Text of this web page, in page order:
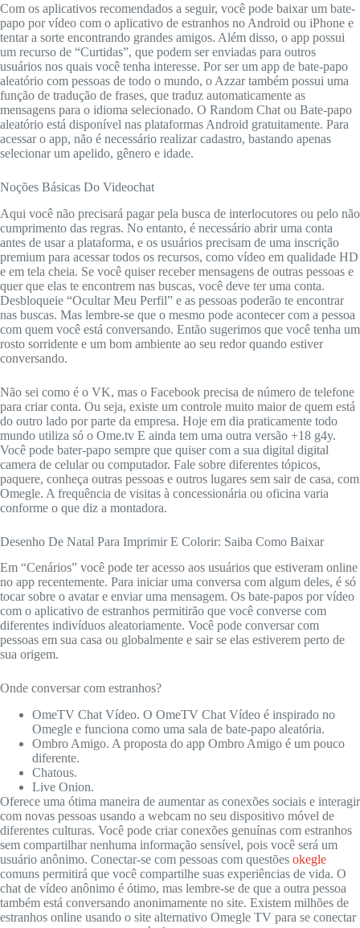
Com os aplicativos recomendados a seguir, você pode baixar um bate-
papo por vídeo com o aplicativo de estranhos no Android ou iPhone e
tentar a sorte encontrando grandes amigos. Além disso, o app possui
um recurso de “Curtidas”, que podem ser enviadas para outros
usuários nos quais você tenha interesse. Por ser um app de bate-papo
aleatório com pessoas de todo o mundo, o Azzar também possui uma
função de tradução de frases, que traduz automaticamente as
mensagens para o idioma selecionado. O Random Chat ou Bate-papo
aleatório está disponível nas plataformas Android gratuitamente. Para
acessar o app, não é necessário realizar cadastro, bastando apenas
selecionar um apelido, gênero e idade.
Noções Básicas Do Videochat
Aqui você não precisará pagar pela busca de interlocutores ou pelo não
cumprimento das regras. No entanto, é necessário abrir uma conta
antes de usar a plataforma, e os usuários precisam de uma inscrição
premium para acessar todos os recursos, como vídeo em qualidade HD
e em tela cheia. Se você quiser receber mensagens de outras pessoas e
quer que elas te encontrem nas buscas, você deve ter uma conta.
Desbloqueie “Ocultar Meu Perfil” e as pessoas poderão te encontrar
nas buscas. Mas lembre-se que o mesmo pode acontecer com a pessoa
com quem você está conversando. Então sugerimos que você tenha um
rosto sorridente e um bom ambiente ao seu redor quando estiver
conversando.
Não sei como é o VK, mas o Facebook precisa de número de telefone
para criar conta. Ou seja, existe um controle muito maior de quem está
do outro lado por parte da empresa. Hoje em dia praticamente todo
mundo utiliza só o Ome.tv E ainda tem uma outra versão +18 g4y.
Você pode bater-papo sempre que quiser com a sua digital digital
camera de celular ou computador. Fale sobre diferentes tópicos,
paquere, conheça outras pessoas e outros lugares sem sair de casa, com
Omegle. A frequência de visitas à concessionária ou oficina varia
conforme o que diz a montadora.
Desenho De Natal Para Imprimir E Colorir: Saiba Como Baixar
Em “Cenários” você pode ter acesso aos usuários que estiveram online
no app recentemente. Para iniciar uma conversa com algum deles, é só
tocar sobre o avatar e enviar uma mensagem. Os bate-papos por vídeo
com o aplicativo de estranhos permitirão que você converse com
diferentes indivíduos aleatoriamente. Você pode conversar com
pessoas em sua casa ou globalmente e sair se elas estiverem perto de
sua origem.
Onde conversar com estranhos?
OmeTV Chat Vídeo. O OmeTV Chat Vídeo é inspirado no
Omegle e funciona como uma sala de bate-papo aleatória.
Ombro Amigo. A proposta do app Ombro Amigo é um pouco
diferente.
Chatous.
Live Onion.
Oferece uma ótima maneira de aumentar as conexões sociais e interagir
com novas pessoas usando a webcam no seu dispositivo móvel de
diferentes culturas. Você pode criar conexões genuínas com estranhos
sem compartilhar nenhuma informação sensível, pois você será um
usuário anônimo. Conectar-se com pessoas com questões okegle
comuns permitirá que você compartilhe suas experiências de vida. O
chat de vídeo anônimo é ótimo, mas lembre-se de que a outra pessoa
também está conversando anonimamente no site. Existem milhões de
estranhos online usando o site alternativo Omegle TV para se conectar